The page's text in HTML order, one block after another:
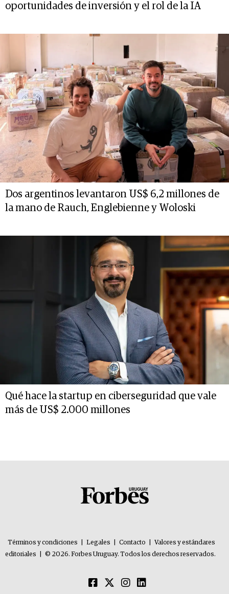
oportunidades de inversión y el rol de la IA
Dos argentinos levantaron US$ 6,2 millones de
la mano de Rauch, Englebienne y Woloski
Qué hace la startup en ciberseguridad que vale
más de US$ 2.000 millones
Términos y condiciones Legales Contacto
Valores y estándares
editoriales
© 2026. Forbes Uruguay. Todos los derechos reservados.